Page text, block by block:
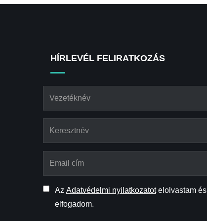
HÍRLEVÉL FELIRATKOZÁS
Az Adatvédelmi nyilatkozatotelolvastam és
elfogadom.